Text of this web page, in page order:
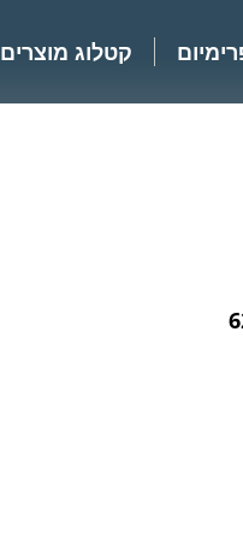
קטלוג מוצרים